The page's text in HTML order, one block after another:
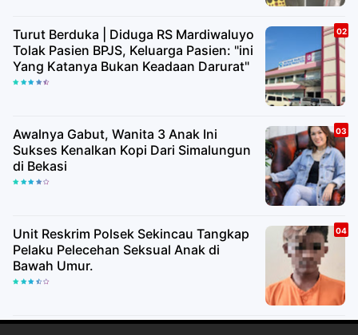
Turut Berduka | Diduga RS Mardiwaluyo
Tolak Pasien BPJS, Keluarga Pasien: "ini
Yang Katanya Bukan Keadaan Darurat"
Awalnya Gabut, Wanita 3 Anak Ini
Sukses Kenalkan Kopi Dari Simalungun
di Bekasi
Unit Reskrim Polsek Sekincau Tangkap
Pelaku Pelecehan Seksual Anak di
Bawah Umur.